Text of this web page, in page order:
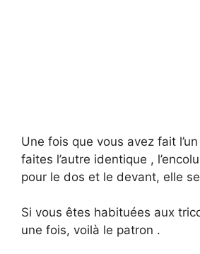
Une fois que vous avez fait
faites l’autre identique ,
pour le dos et le devant, elle
Si vous êtes habituées aux
une fois, voilà le patron .